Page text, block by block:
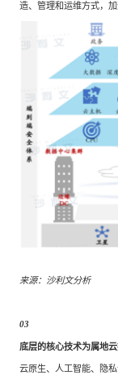
造、管理和运维方式，
来源：沙利文分析
03
底层的核心技术为属地
云原生、人工智能、隐